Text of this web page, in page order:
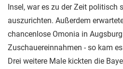
Insel, war es zu der Zeit politisch
auszurichten. Außerdem
chancenlose Omonia in
Zuschauereinnahmen - so kam
Drei weitere Male kickten die